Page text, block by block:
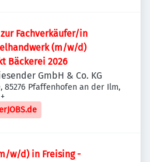
Fachverkäufer/in
(m/w/d)
Bäckerei 2026
GmbH & Co. KG
85276 Pfaffenhofen an der Ilm,
+
w/d) in Freising -